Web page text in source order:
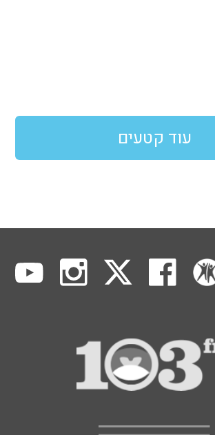
עוד קטעים